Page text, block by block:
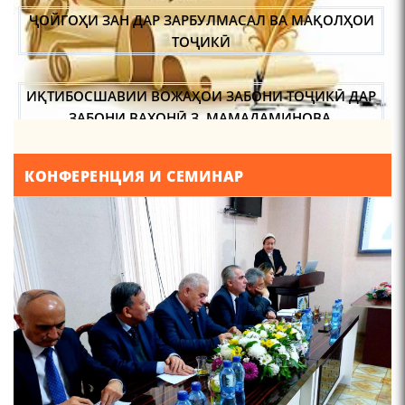
Что знают в Ташкенте о
Мирзо Турсунзаде, чьим
именем назвали станцию
метро?
Осорхонаи Мирзо
Турсунзода Каратог
110 солагии шоири халқии
Тоҷикистон Мирзо
ТОҶИКӢ
ИҚТИБОСШАВИИ ВОЖАҲОИ ЗАБОНИ ТОҶИКӢ ДАР
ЗАБОНИ ВАХОНӢ З. МАМАДАМИНОВА.
ЗАБОНҲОИ ШАРҚИИ ЭРОНӢ) МИРЗОЕВ
САЙФИДДИН ҶАБОРОВИЧ.
ШИНОХТ ДАР ЗАМИНАИ ЭЪТИҚОД ВА ЭЪТИРОФ
ФИРДАВСӢ ВА ДАҚИҚӢ
ҚАСИДАИ ГУМШУДАИ РӮДАКӢ ШАМСИДДИН
МУҲАММАДӢ.
КОНФЕРЕНЦИЯ И СЕМИНАР